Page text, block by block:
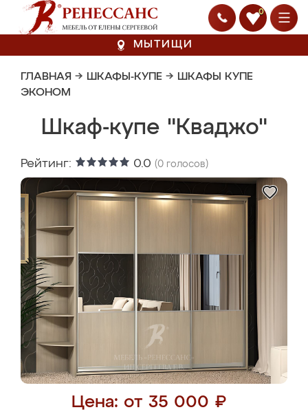
0
МЫТИЩИ
ГЛАВНАЯ → ШКАФЫ-КУПЕ → ШКАФЫ КУПЕ
ЭКОНОМ
Шкаф-купе "Кваджо"
Рейтинг: 0.0 (0 голосов)
Цена: от 35 000 ₽